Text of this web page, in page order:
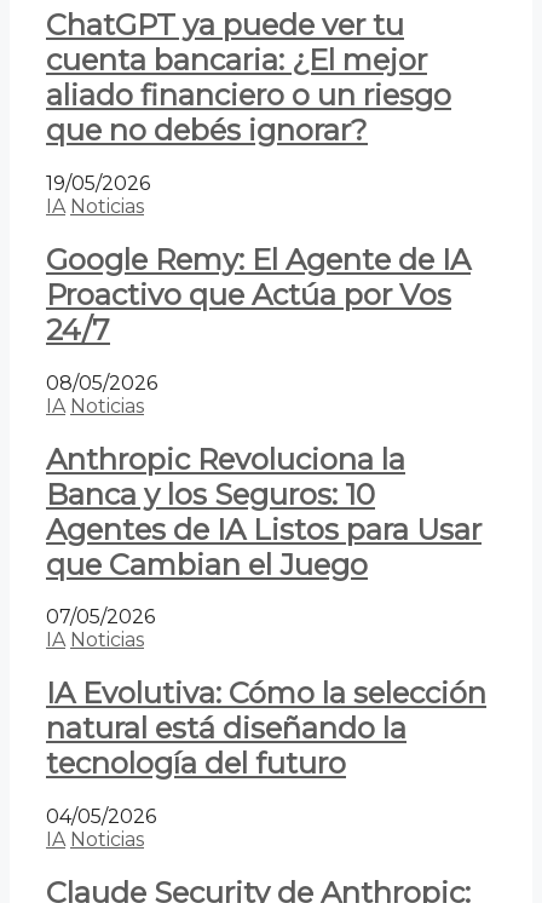
ChatGPT ya puede ver tu
cuenta bancaria: ¿El mejor
aliado financiero o un riesgo
que no debés ignorar?
19/05/2026
IA Noticias
Google Remy: El Agente de IA
Proactivo que Actúa por Vos
24/7
08/05/2026
IA Noticias
Anthropic Revoluciona la
Banca y los Seguros: 10
Agentes de IA Listos para Usar
que Cambian el Juego
07/05/2026
IA Noticias
IA Evolutiva: Cómo la selección
natural está diseñando la
tecnología del futuro
04/05/2026
IA Noticias
Claude Security de Anthropic: